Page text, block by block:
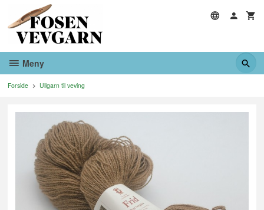
innholdet
Meny
Forside Ullgarn til veving